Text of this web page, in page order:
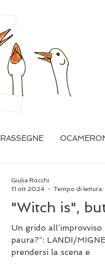
RASSEGNE
"Witch is",
Un grido
paura?”: LANDI/
prendersi la scena e
Giulia Rocchi
11 ott 2024
Tempo di lettura: